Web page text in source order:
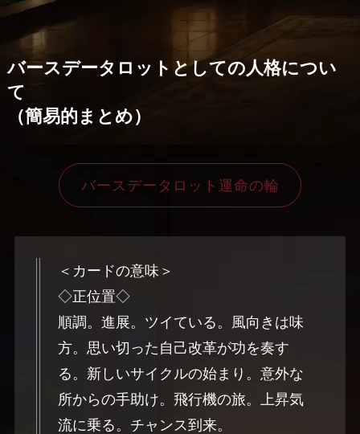
バースデータロットとしての人格につい
て
（簡易的まとめ）
バースデータロット運命の輪
＜カードの意味＞
◇正位置◇
順調。進展。ツイている。風向きは味
方。思い切った自己改革が功を奏す
る。新しいサイクルの始まり。意外な
所からの手助け。飛行機の旅。上昇気
流に乗る。チャンス到来。